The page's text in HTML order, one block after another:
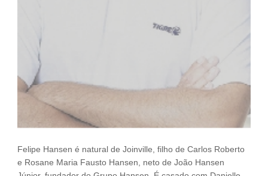
Felipe Hansen é natural de Joinville, filho de Carlos Roberto
e Rosane Maria Fausto Hansen, neto de João Hansen